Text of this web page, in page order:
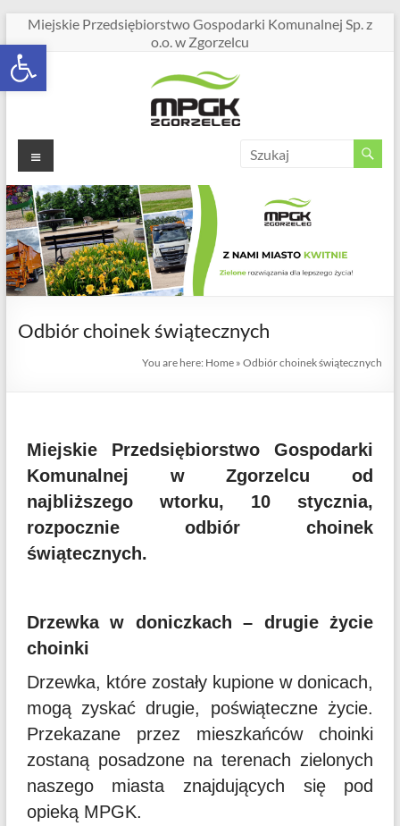
Open toolbar
Miejskie Przedsiębiorstwo Gospodarki Komunalnej Sp. z
o.o. w Zgorzelcu
Odbiór choinek świątecznych
You are here: Home »Odbiór choinek świątecznych
Miejskie Przedsiębiorstwo Gospodarki
Komunalnej w Zgorzelcu od
najbliższego wtorku, 10 stycznia,
rozpocznie odbiór choinek
świątecznych.
Drzewka w doniczkach – drugie życie
choinki
Drzewka, które zostały kupione w donicach,
mogą zyskać drugie, poświąteczne życie.
Przekazane przez mieszkańców choinki
zostaną posadzone na terenach zielonych
naszego miasta znajdujących się pod
opieką MPGK.